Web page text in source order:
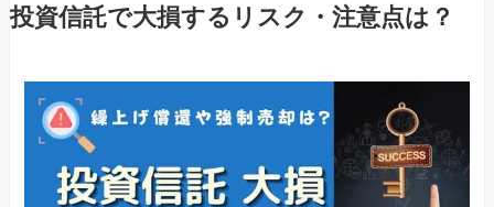
投資信託で大損するリスク・注意点は？